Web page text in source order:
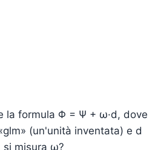
la formula Φ = Ψ + ω·d, dove
(un'unità inventata) e d
si misura ω?